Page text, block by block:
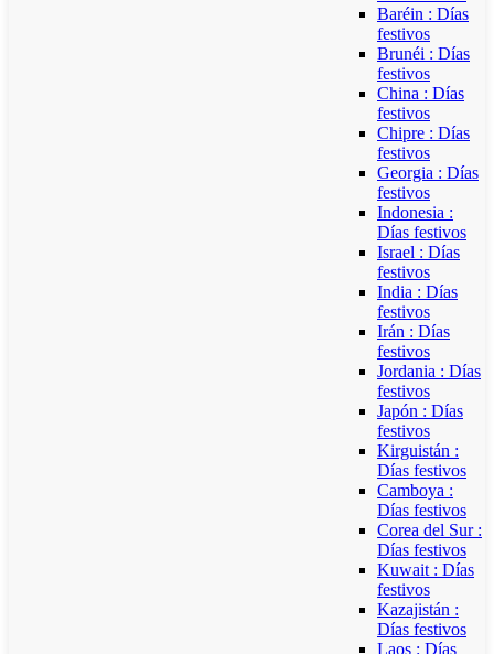
Baréin : Días
festivos
Brunéi : Días
festivos
China : Días
festivos
Chipre : Días
festivos
Georgia : Días
festivos
Indonesia :
Días festivos
Israel : Días
festivos
India : Días
festivos
Irán : Días
festivos
Jordania : Días
festivos
Japón : Días
festivos
Kirguistán :
Días festivos
Camboya :
Días festivos
Corea del Sur :
Días festivos
Kuwait : Días
festivos
Kazajistán :
Días festivos
Laos : Días